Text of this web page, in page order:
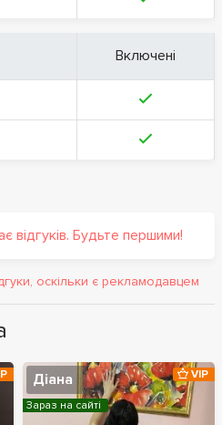
Включені
відгуків. Будьте першими!
оскільки є рекламодавцем
Діана VIP
Зараз на сайті